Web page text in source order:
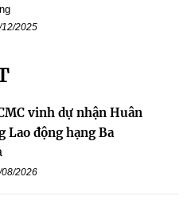
2025
vinh dự nhận Huân
Lao động hạng Ba
2026